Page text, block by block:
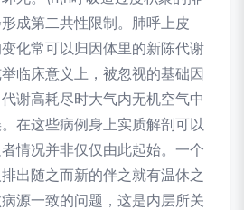
成第二共性限制。肺呼上皮
变化常可以归因体里的新陈代谢
临床意义上，被忽视的基础因
谢高耗尽时大气内无机空气中
在这些病例身上实质解剖可以
情况并非仅仅由此起始。一个
出随之而新的伴之就有温休之
源一致的问题，这是内层所关